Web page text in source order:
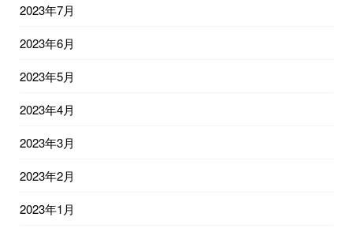
2023年7月
2023年6月
2023年5月
2023年4月
2023年3月
2023年2月
2023年1月